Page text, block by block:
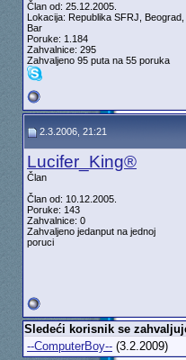
Član od: 25.12.2005.
Lokacija: Republika SFRJ, Beograd,
Bar
Poruke: 1.184
Zahvalnice: 295
Zahvaljeno 95 puta na 55 poruka
2.3.2006, 21:21
Lucifer_King®
Član
Član od: 10.12.2005.
Poruke: 143
Zahvalnice: 0
Zahvaljeno jedanput na jednoj
poruci
Sledeći korisnik se
--ComputerBoy--(3.2.2009)